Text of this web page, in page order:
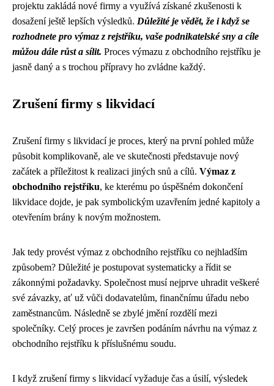
projektu zakládá nové firmy a využívá získané zkušenosti k
dosažení ještě lepších výsledků. Důležité je vědět, že i když se
rozhodnete pro výmaz z rejstříku, vaše podnikatelské sny a cíle
můžou dále růst a sílit. Proces výmazu z obchodního rejstříku je
jasně daný a s trochou přípravy ho zvládne každý.
Zrušení firmy s likvidací
Zrušení firmy s likvidací je proces, který na první pohled může
působit komplikovaně, ale ve skutečnosti představuje nový
začátek a příležitost k realizaci jiných snů a cílů. Výmaz z
obchodního rejstříku, ke kterému po úspěšném dokončení
likvidace dojde, je pak symbolickým uzavřením jedné kapitoly a
otevřením brány k novým možnostem.
Jak tedy provést výmaz z obchodního rejstříku co nejhladším
způsobem? Důležité je postupovat systematicky a řídit se
zákonnými požadavky. Společnost musí nejprve uhradit veškeré
své závazky, ať už vůči dodavatelům, finančnímu úřadu nebo
zaměstnancům. Následně se zbylé jmění rozdělí mezi
společníky. Celý proces je završen podáním návrhu na výmaz z
obchodního rejstříku k příslušnému soudu.
I když zrušení firmy s likvidací vyžaduje čas a úsilí, výsledek